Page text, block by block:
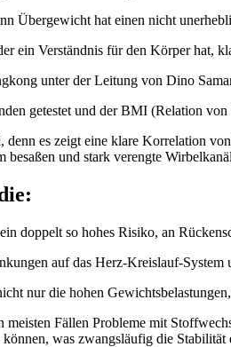
Übergewicht hat einen nicht
ein Verständnis für den Körper hat,
unter der Leitung von Dino
getestet und der BMI (Relation
denn es zeigt eine klare Korrelation
besaßen und stark verengte
doppelt so hohes Risiko, an
auf das Herz-Kreislauf-
nur die hohen
meisten Fällen Probleme mit
was zwangsläufig die Stabilität